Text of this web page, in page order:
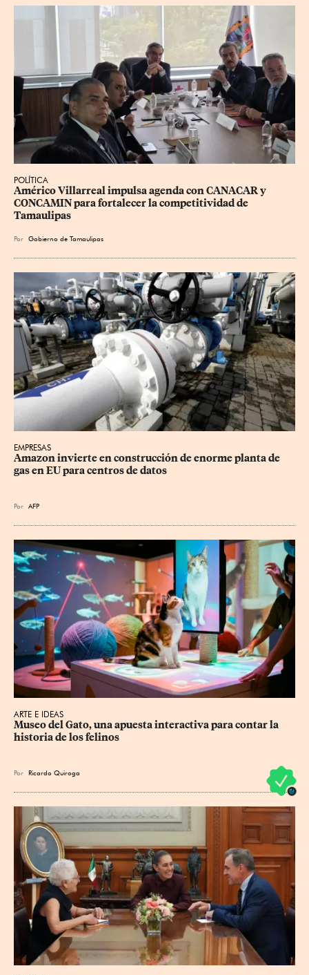
POLÍTICA
Américo Villarreal impulsa agenda con CANACAR y
CONCAMIN para fortalecer la competitividad de
Tamaulipas
Por Gobierno de Tamaulipas
EMPRESAS
Amazon invierte en construcción de enorme planta de
gas en EU para centros de datos
Por AFP
ARTE E IDEAS
Museo del Gato, una apuesta interactiva para contar la
historia de los felinos
Por Ricardo Quiroga